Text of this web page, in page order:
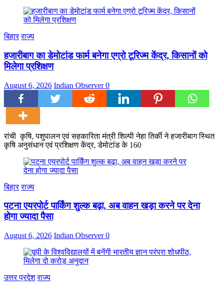
बिहार राज्य
हजारीबाग का डेमोटांड फार्म बनेगा एग्रो टूरिज्म केंद्र, किसानों को
मिलेगा प्रशिक्षण
August 6, 2026 Indian Observer0
रांची कृषि, पशुपालन एवं सहकारिता मंत्री शिल्पी नेहा तिर्की ने हजारीबाग स्थित
कृषि अनुसंधान एवं प्रशिक्षण केंद्र, डेमोटांड के 160
बिहार राज्य
पटना एयरपोर्ट पार्किंग शुल्क बढ़ा, अब वाहन खड़ा करने पर देना
होगा ज्यादा पैसा
August 6, 2026 Indian Observer0
उत्तर प्रदेश राज्य